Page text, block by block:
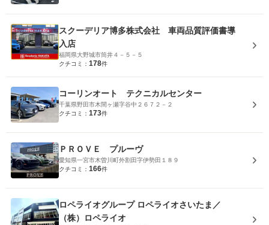
スクーデリア博多株式会社 車両品質評価書導
入店
福岡県大野城市筒井４－５－５
クチコミ： 178件
コーリンオート テクニカルセンター
千葉県野田市木間ヶ瀬字谷中２６７２－２
クチコミ： 173件
ＰＲＯＶＥ プルーヴ
愛知県一宮市木曽川町外割田字伊勢田１８９
クチコミ： 166件
ロペライオグループ ロペライオさいたま／
（株）ロペライオ